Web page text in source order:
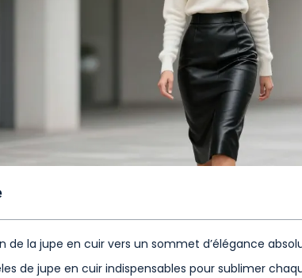
de la jupe en cuir vers un sommet d’élégance
de jupe en cuir indispensables pour sublimer